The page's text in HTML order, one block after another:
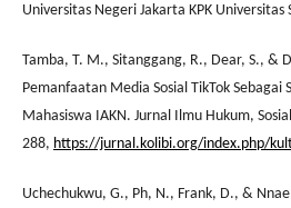
Universitas Negeri Jakarta KPK
Tamba, T. M., Sitanggang, R., Dear, S., &
Pemanfaatan Media Sosial TikTok Sebagai
Mahasiswa IAKN. Jurnal Ilmu Hukum,
288, https://jurnal.kolibi.org/index.php/
Uchechukwu, G., Ph, N., Frank, D., &